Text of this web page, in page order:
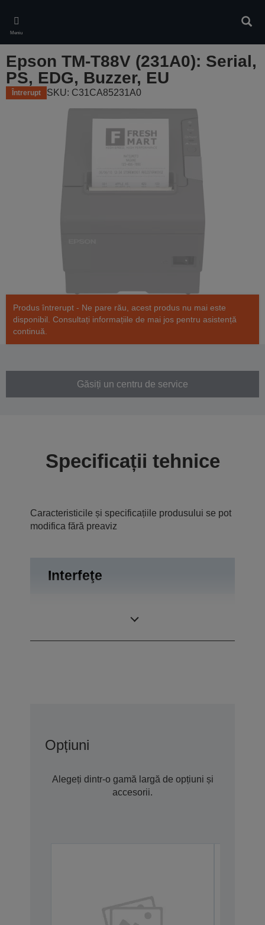
main
content
Meniu
Epson TM-T88V (231A0): Serial,
PS, EDG, Buzzer, EU
Întrerupt SKU: C31CA85231A0
Produs întrerupt - Ne pare rău, acest produs nu mai este
disponibil. Consultați informațiile de mai jos pentru asistență
continuă.
Găsiți un centru de service
Specificații tehnice
Caracteristicile și specificațiile produsului se pot
modifica fără preaviz
Interfeţe
Opțiuni
Alegeți dintr-o gamă largă de opțiuni și
accesorii.